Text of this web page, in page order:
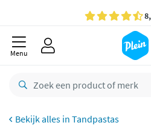
Gratisbezorging
besteld,
Menu
Tandpastas